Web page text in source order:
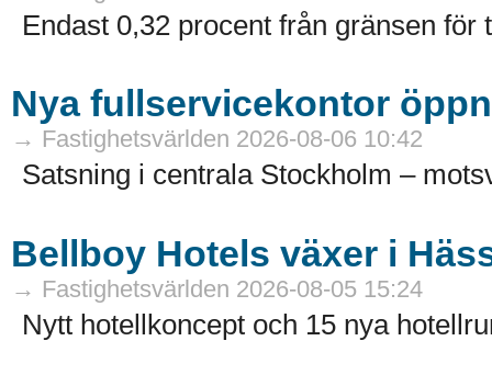
Endast 0,32 procent från gränsen för
Nya fullservicekontor
→ Fastighetsvärlden 2026-08-06 10:42
Satsning i centrala Stockholm –
Bellboy Hotels växer i
→ Fastighetsvärlden 2026-08-05 15:24
Nytt hotellkoncept och 15 nya